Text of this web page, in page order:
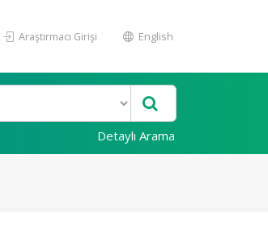
Araştırmacı Girişi English
Detaylı Arama